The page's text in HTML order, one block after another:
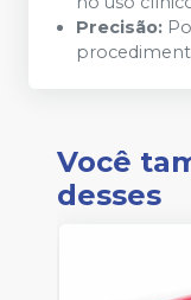
Precisão:
Você
desses